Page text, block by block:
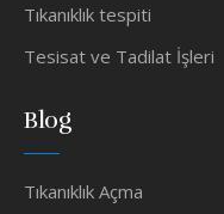
Tıkanıklık tespiti
Tesisat ve Tadilat İşleri
Blog
Tıkanıklık Açma